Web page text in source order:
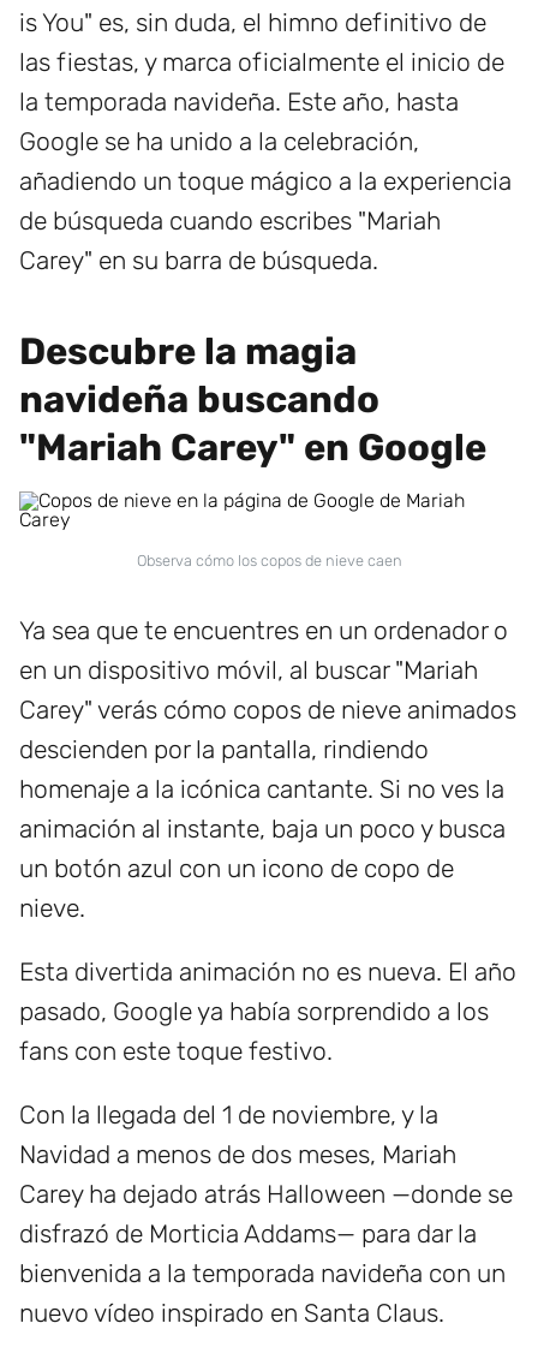
is You" es, sin duda, el himno definitivo de
las fiestas, y marca oficialmente el inicio de
la temporada navideña. Este año, hasta
Google se ha unido a la celebración,
añadiendo un toque mágico a la experiencia
de búsqueda cuando escribes "Mariah
Carey" en su barra de búsqueda.
Descubre la magia
navideña buscando
"Mariah Carey" en Google
Observa cómo los copos de nieve caen
Ya sea que te encuentres en un ordenador o
en un dispositivo móvil, al buscar "Mariah
Carey" verás cómo copos de nieve animados
descienden por la pantalla, rindiendo
homenaje a la icónica cantante. Si no ves la
animación al instante, baja un poco y busca
un botón azul con un icono de copo de
nieve.
Esta divertida animación no es nueva. El año
pasado, Google ya había sorprendido a los
fans con este toque festivo.
Con la llegada del 1 de noviembre, y la
Navidad a menos de dos meses, Mariah
Carey ha dejado atrás Halloween —donde se
disfrazó de Morticia Addams— para dar la
bienvenida a la temporada navideña con un
nuevo vídeo inspirado en Santa Claus.